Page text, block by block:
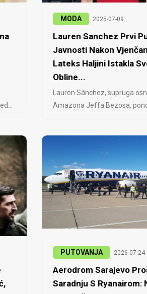
MODA 2025-07-09
Lauren Sanchez Prvi
Javnosti Nakon
Lateks Haljini Istakla
Obline...
Lauren Sánchez, supruga
Amazona Jeffa Bezosa,
PUTOVANJA 2026-07-24
Aerodrom Sarajevo
Saradnju S Ryanairom: